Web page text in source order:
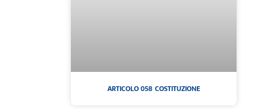
ARTICOLO 058 COSTITUZIONE